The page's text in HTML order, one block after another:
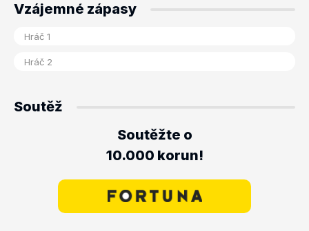
Vzájemné zápasy
Soutěž
Soutěžte o
10.000 korun!